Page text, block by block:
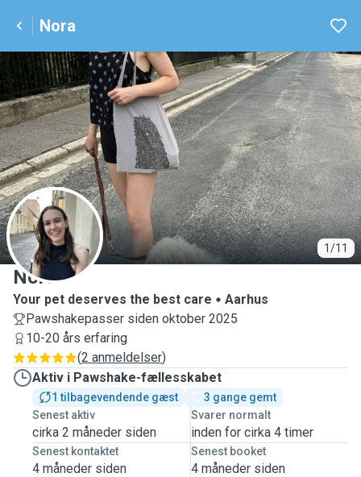
Nora
1/11
N
Nora
Your pet deserves the best care
Aarhus
Pawshakepasser siden oktober 2025
10-20 års erfaring
(2 anmeldelser)
Aktiv i Pawshake-fællesskabet
1 tilbagevendende gæst
3 gange gemt
Senest aktiv
cirka 2 måneder siden
Svarer normalt
inden for cirka 4 timer
Senest kontaktet
4 måneder siden
Senest booket
4 måneder siden